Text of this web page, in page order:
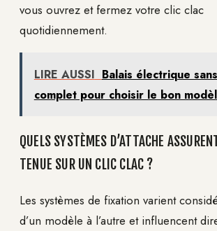
vous ouvrez et fermez votre clic clac
quotidiennement.
LIRE AUSSI Balais électrique
complet pour choisir le bon
QUELS SYSTÈMES D’ATTACHE
TENUE SUR UN CLIC CLAC ?
Les systèmes de fixation varient
d’un modèle à l’autre et influencent